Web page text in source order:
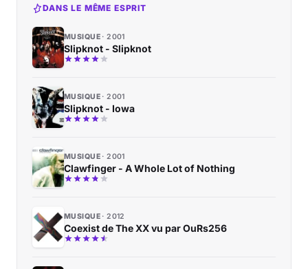
DANS LE MÊME ESPRIT
MUSIQUE 2001
Slipknot - Slipknot
MUSIQUE 2001
Slipknot - Iowa
MUSIQUE 2001
Clawfinger - A Whole Lot of Nothing
MUSIQUE 2012
Coexist de The XX vu par OuRs256